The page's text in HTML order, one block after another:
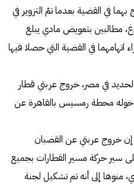
في القضية بعدما تمّ التزوير في
مطالبين بتعويض مادي يبلغ
اتهامهما في القضية التي حصلا فيها
في مصر، خروج عربتي قطار
دخوله محطة رمسيس بالقاهرة عن
خروج عربتي عن القضبان
سير حركة مسير القطارات بجميع
منوها إلى أنه تم تشكيل لجنة